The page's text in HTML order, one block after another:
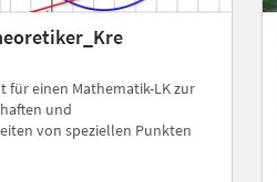
für einen Mathematik-LK zur
und
von speziellen Punkten